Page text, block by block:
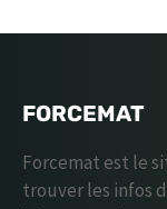
FORCEMAT
Forcemat est le
trouver les infos